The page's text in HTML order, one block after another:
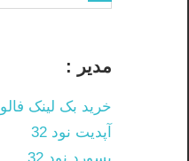
مدیر :
خرید بک لینک فالو
آپدیت نود 32